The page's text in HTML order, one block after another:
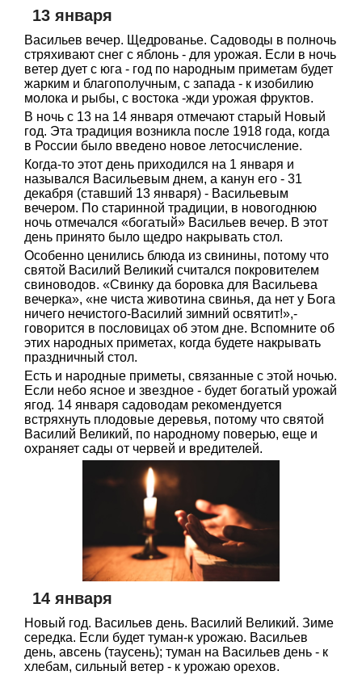
13 января
Васильев вечер. Щедрованье. Садоводы в полночь
стряхивают снег с яблонь - для урожая. Если в ночь
ветер дует с юга - год по народным приметам будет
жарким и благополучным, с запада - к изобилию
молока и рыбы, с востока -жди урожая фруктов.
В ночь с 13 на 14 января отмечают старый Новый
год. Эта традиция возникла после 1918 года, когда
в России было введено новое летосчисление.
Когда-то этот день приходился на 1 января и
назывался Васильевым днем, а канун его - 31
декабря (ставший 13 января) - Васильевым
вечером. По старинной традиции, в новогоднюю
ночь отмечался «богатый» Васильев вечер. В этот
день принято было щедро накрывать стол.
Особенно ценились блюда из свинины, потому что
святой Василий Великий считался покровителем
свиноводов. «Свинку да боровка для Васильева
вечерка», «не чиста животина свинья, да нет у Бога
ничего нечистого-Василий зимний освятит!»,-
говорится в пословицах об этом дне. Вспомните об
этих народных приметах, когда будете накрывать
праздничный стол.
Есть и народные приметы, связанные с этой ночью.
Если небо ясное и звездное - будет богатый урожай
ягод. 14 января садоводам рекомендуется
встряхнуть плодовые деревья, потому что святой
Василий Великий, по народному поверью, еще и
охраняет сады от червей и вредителей.
14 января
Новый год. Васильев день. Василий Великий. Зиме
середка. Если будет туман-к урожаю. Васильев
день, авсень (таусень); туман на Васильев день - к
хлебам, сильный ветер - к урожаю орехов.